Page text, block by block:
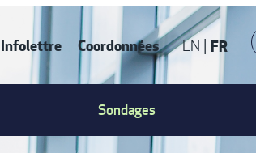
CONTACT
Infolettre Coordonnées EN FR
Sondages